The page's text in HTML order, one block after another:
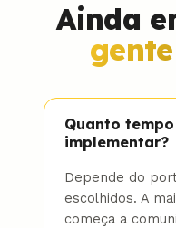
Ainda
Quanto
implementar?
Depende do
escolhidos. A
começa a